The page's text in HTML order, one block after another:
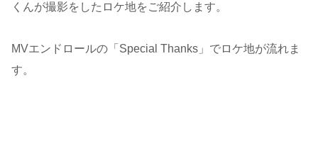
くんが撮影をしたロケ地をご紹介します。
MVエンドロールの「Special Thanks」でロケ地が流れま
す。